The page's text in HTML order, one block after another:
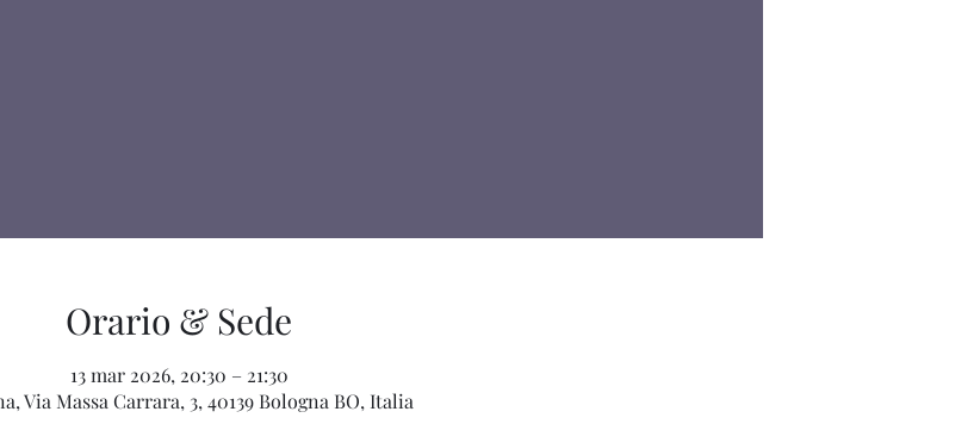
Orario & Sede
13 mar 2026, 20:30 – 21:30
Via Massa Carrara, 3, 40139 Bologna BO, Italia